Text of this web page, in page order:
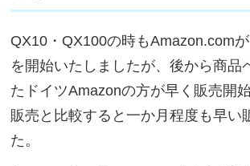
QX10・QX100の時もAmazon.com
を開始いたしましたが、後から商品
たドイツAmazonの方が早く販売開
販売と比較すると一か月程度も早い
た。